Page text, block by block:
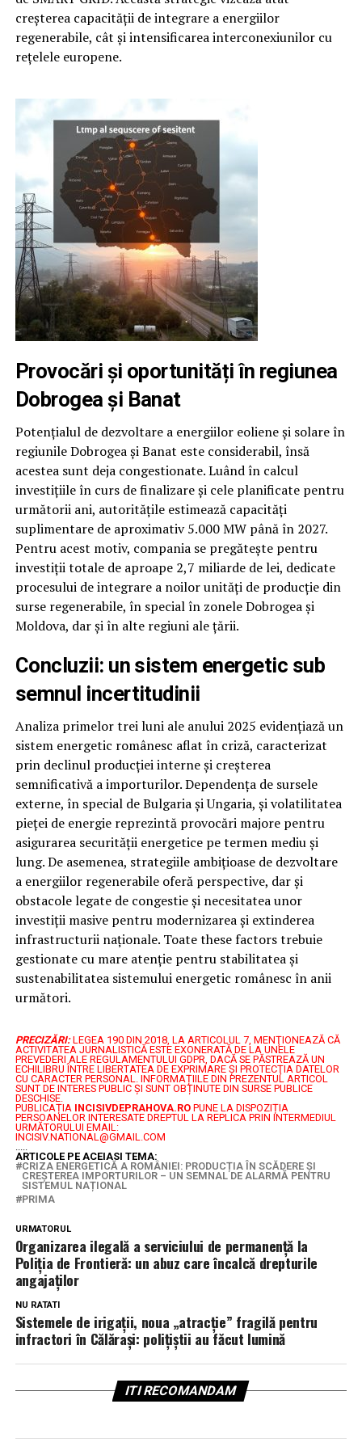
creșterea capacității de integrare a energiilor
regenerabile, cât și intensificarea interconexiunilor cu
rețelele europene.
Provocări și oportunități în regiunea
Dobrogea și Banat
Potențialul de dezvoltare a energiilor eoliene și solare în
regiunile Dobrogea și Banat este considerabil, însă
acestea sunt deja congestionate. Luând în calcul
investițiile în curs de finalizare și cele planificate pentru
următorii ani, autoritățile estimează capacități
suplimentare de aproximativ 5.000 MW până în 2027.
Pentru acest motiv, compania se pregătește pentru
investiții totale de aproape 2,7 miliarde de lei, dedicate
procesului de integrare a noilor unități de producție din
surse regenerabile, în special în zonele Dobrogea și
Moldova, dar și în alte regiuni ale țării.
Concluzii: un sistem energetic sub
semnul incertitudinii
Analiza primelor trei luni ale anului 2025 evidențiază un
sistem energetic românesc aflat în criză, caracterizat
prin declinul producției interne și creșterea
semnificativă a importurilor. Dependența de sursele
externe, în special de Bulgaria și Ungaria, și volatilitatea
pieței de energie reprezintă provocări majore pentru
asigurarea securității energetice pe termen mediu și
lung. De asemenea, strategiile ambițioase de dezvoltare
a energiilor regenerabile oferă perspective, dar și
obstacole legate de congestie și necesitatea unor
investiții masive pentru modernizarea și extinderea
infrastructurii naționale. Toate these factors trebuie
gestionate cu mare atenție pentru stabilitatea și
sustenabilitatea sistemului energetic românesc în anii
următori.
PRECIZĂRI: LEGEA 190 DIN 2018, LA ARTICOLUL 7, MENŢIONEAZĂ CĂ
ACTIVITATEA JURNALISTICĂ ESTE EXONERATĂ DE LA UNELE
PREVEDERI ALE REGULAMENTULUI GDPR, DACĂ SE PĂSTREAZĂ UN
ECHILIBRU ÎNTRE LIBERTATEA DE EXPRIMARE ŞI PROTECŢIA DATELOR
CU CARACTER PERSONAL. INFORMAȚIILE DIN PREZENTUL ARTICOL
SUNT DE INTERES PUBLIC ȘI SUNT OBȚINUTE DIN SURSE PUBLICE
DESCHISE.
PUBLICAȚIA INCISIVDEPRAHOVA.ROPUNE LA DISPOZIȚIA
PERSOANELOR INTERESATE DREPTUL LA REPLICA PRIN INTERMEDIUL
URMĂTORULUI EMAIL:
INCISIV.NATIONAL@GMAIL.COM
.....
ARTICOLE PE ACEIASI TEMA:
CRIZA ENERGETICĂ A ROMÂNIEI: PRODUCȚIA ÎN SCĂDERE ȘI
CREȘTEREA IMPORTURILOR – UN SEMNAL DE ALARMĂ PENTRU
SISTEMUL NAȚIONAL
PRIMA
URMATORUL
Organizarea ilegală a serviciului de permanență la
Poliția de Frontieră: un abuz care încalcă drepturile
angajaților
NU RATATI
Sistemele de irigații, noua „atracție” fragilă pentru
infractori în Călărași: polițiștii au făcut lumină
ITI RECOMANDAM